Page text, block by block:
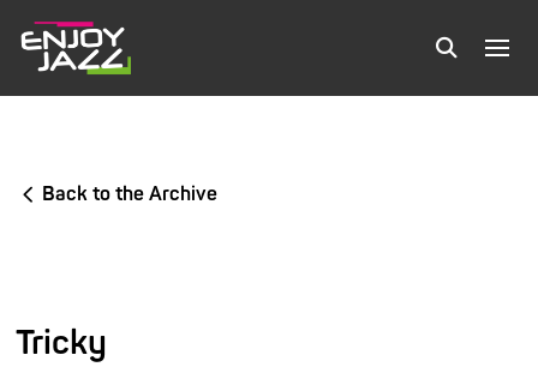
Back to the Archive
Tricky